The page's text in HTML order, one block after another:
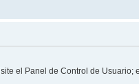
el Panel de Control de